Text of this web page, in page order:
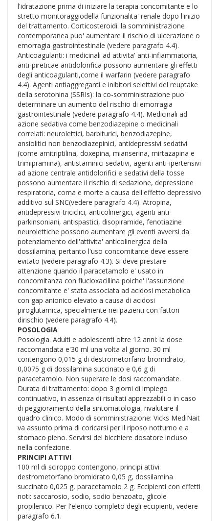
l'idratazione prima di iniziare la terapia concomitante e lo
stretto monitoraggiodella funzionalita' renale dopo l'inizio
del trattamento. Corticosteroidi: la somministrazione
contemporanea puo' aumentare il rischio di ulcerazione o
emorragia gastrointestinale (vedere paragrafo 4.4).
Anticoagulanti: i medicinali ad attivita' anti-infiammatoria,
anti-pireticae antidolorifica possono aumentare gli effetti
degli anticoagulanti,come il warfarin (vedere paragrafo
4.4). Agenti antiaggreganti e inibitori selettivi del reuptake
della serotonina (SSRIs): la co-somministrazione puo'
determinare un aumento del rischio di emorragia
gastrointestinale (vedere paragrafo 4.4). Medicinali ad
azione sedativa come benzodiazepine o medicinali
correlati: neurolettici, barbiturici, benzodiazepine,
ansiolitici non benzodiazepinici, antidepressivi sedativi
(come amitriptilina, doxepina, mianserina, mirtazapina e
trimipramina), antistaminici sedativi, agenti anti-ipertensivi
ad azione centrale antidolorifici e sedativi della tosse
possono aumentare il rischio di sedazione, depressione
respiratoria, coma e morte a causa dell'effetto depressivo
additivo sul SNC(vedere paragrafo 4.4). Atropina,
antidepressivi triciclici, anticolinergici, agenti anti-
parkinsoniani, antispastici, disopiramide, fenotiazine
neurolettiche possono aumentare gli eventi avversi da
potenziamento dell'attivita' anticolinergica della
dossilamina; pertanto l'uso concomitante deve essere
evitato (vedere paragrafo 4.3). Si deve prestare
attenzione quando il paracetamolo e' usato in
concomitanza con flucloxacillina poiche' l'assunzione
concomitante e' stata associata ad acidosi metabolica
con gap anionico elevato a causa di acidosi
piroglutamica, specialmente nei pazienti con fattori
dirischio (vedere paragrafo 4.4).
POSOLOGIA
Posologia. Adulti e adolescenti oltre 12 anni: la dose
raccomandata e'30 ml una volta al giorno. 30 ml
contengono 0,015 g di destrometorfano bromidrato,
0,0075 g di dossilamina succinato e 0,6 g di
paracetamolo. Non superare le dosi raccomandate.
Durata di trattamento: dopo 3 giorni di impiego
continuativo, in assenza di risultati apprezzabili o in caso
di peggioramento della sintomatologia, rivalutare il
quadro clinico. Modo di somministrazione: Vicks MediNait
va assunto prima di coricarsi per il riposo notturno e a
stomaco pieno. Servirsi del bicchiere dosatore incluso
nella confezione.
PRINCIPI ATTIVI
100 ml di sciroppo contengono, principi attivi:
destrometorfano bromidrato 0,05 g, dossilamina
succinato 0,025 g, paracetamolo 2 g. Eccipienti con effetti
noti: saccarosio, sodio, sodio benzoato, glicole
propilenico. Per l'elenco completo degli eccipienti, vedere
paragrafo 6.1.